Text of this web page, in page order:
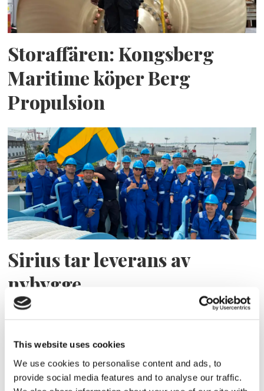
This website uses cookies
We use cookies to personalise content and ads, to
provide social media features and to analyse our traffic.
Storaffären: Kongsberg
Maritime köper Berg
Propulsion
Sirius tar leverans av
nybygge